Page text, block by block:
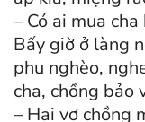
– Có ai mua
Bấy giờ ở làng
phu nghèo,
cha, chồng bảo
– Hai vợ chồng